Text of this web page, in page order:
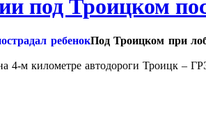
под Троицком
Под Троицком при
4-м километре автодороги Троицк –